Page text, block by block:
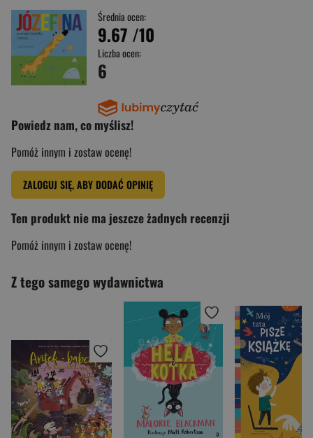
Średnia ocen:
9.67 /10
Liczba ocen:
6
Powiedz nam, co myślisz!
Pomóż innym i zostaw ocenę!
ZALOGUJ SIĘ, ABY DODAĆ OPINIĘ
Ten produkt nie ma jeszcze żadnych recenzji
Pomóż innym i zostaw ocenę!
Z tego samego wydawnictwa